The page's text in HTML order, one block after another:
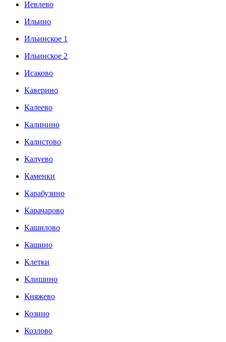
Иевлево
Ильино
Ильинское 1
Ильинское 2
Исаково
Каверино
Калеево
Калинино
Калистово
Калуево
Каменки
Карабузино
Карачарово
Кашилово
Кашино
Клетки
Клишино
Княжево
Козино
Козлово